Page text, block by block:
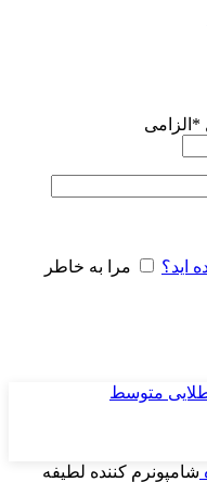
* الزامی
اید؟
مرا به خاطر
شامپونرم کننده لطیفه